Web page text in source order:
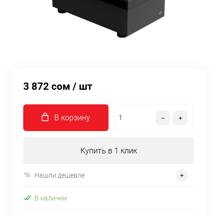
3 872 сом / шт
В корзину
Купить в 1 клик
Нашли дешевле
В наличии